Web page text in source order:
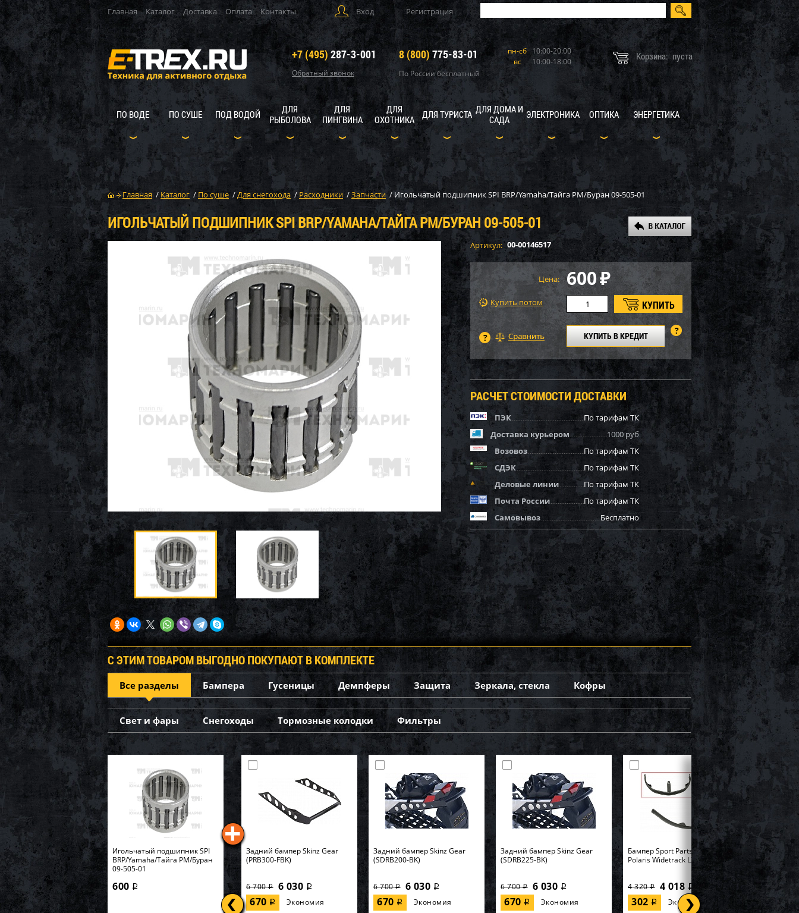
Главная Каталог Доставка Оплата Контакты Вход Регистрация
+7 (495) 287-3-001
Обратный звонок
8 (800) 775-83-01
По России бесплатный
пн-сб 10:00-20:00
вс
10:00-18:00 Корзина: пуста
ПО ВОДЕ ПО СУШЕ ПОД ВОДОЙ
ДЛЯ
РЫБОЛОВА
ДЛЯ
ПИНГВИНА
ДЛЯ
ОХОТНИКА
ДЛЯ ТУРИСТА ДЛЯ ДОМА И
САДА
ЭЛЕКТРОНИКА ОПТИКА ЭНЕРГЕТИКА
Главная / Каталог / По суше /Для снегохода / Расходники /Запчасти /Игольчатый подшипник SPI BRP/Yamaha/Тайга РМ/Буран 09-505-01
ИГОЛЬЧАТЫЙ ПОДШИПНИК SPI BRP/YAMAHA/ТАЙГА РМ/БУРАН 09-505-01
Артикул: 00-00146517
Цена: 600₽
Купить потом
КУПИТЬ В КРЕДИТ
РАСЧЕТ СТОИМОСТИ ДОСТАВКИ
ПЭК
По тарифам ТК
Доставка курьером
1000 руб
Возовоз
По тарифам ТК
СДЭК
По тарифам ТК
Деловые линии
По тарифам ТК
Почта России
По тарифам ТК
Самовывоз
Бесплатно
С ЭТИМ ТОВАРОМ ВЫГОДНО ПОКУПАЮТ В КОМПЛЕКТЕ
Все разделы Бампера Гусеницы Демпферы Защита Зеркала, стекла Кофры
Свет и фары Снегоходы Тормозные колодки Фильтры
Игольчатый подшипник SPI
BRP/Yamaha/Тайга РМ/Буран
09-505-01
600 i
Задний бампер Skinz Gear
(PRB300-FBK)
6 700i 6 030 i
670 i Экономия
Задний бампер Skinz Gear
(SDRB200-BK)
6 700i 6 030 i
670 i Экономия
Задний бампер Skinz Gear
(SDRB225-BK)
6 700i 6 030 i
670 i Экономия
Бампер Sport Parts Inc. для
Polaris Widetrack LX SM-12358
4 320i 4 018 i
302 i Экономия